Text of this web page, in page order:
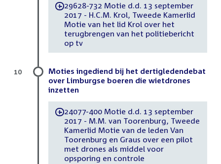
-29628-732 Motie d.d. 13 september
2017 - H.C.M. Krol, Tweede Kamerlid
Motie van het lid Krol over het
terugbrengen van het politiebericht
op tv
Moties ingediend bij het dertigledendebat
over Limburgse boeren die wietdrones
inzetten
-24077-400 Motie d.d. 13 september
2017 - M.M. van Toorenburg, Tweede
Kamerlid Motie van de leden Van
Toorenburg en Graus over een pilot
met drones als middel voor
opsporing en controle
10